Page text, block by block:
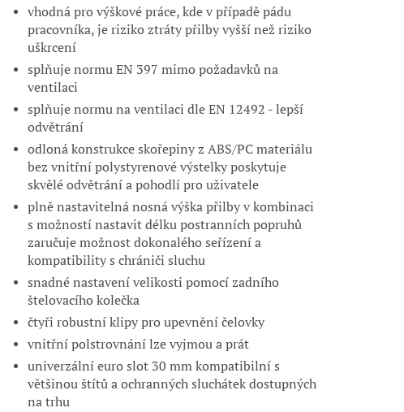
vhodná pro výškové práce, kde v případě pádu
pracovníka, je riziko ztráty přilby vyšší než riziko
uškrcení
splňuje normu EN 397 mimo požadavků na
ventilaci
splňuje normu na ventilaci dle EN 12492 - lepší
odvětrání
odloná konstrukce skořepiny z ABS/PC materiálu
bez vnitřní polystyrenové výstelky poskytuje
skvělé odvětrání a pohodlí pro uživatele
plně nastavitelná nosná výška přilby v kombinaci
s možností nastavit délku postranních popruhů
zaručuje možnost dokonalého seřízení a
kompatibility s chrániči sluchu
snadné nastavení velikosti pomocí zadního
štelovacího kolečka
čtyři robustní klipy pro upevnění čelovky
vnitřní polstrovnání lze vyjmou a prát
univerzální euro slot 30 mm kompatibilní s
většinou štítů a ochranných sluchátek dostupných
na trhu